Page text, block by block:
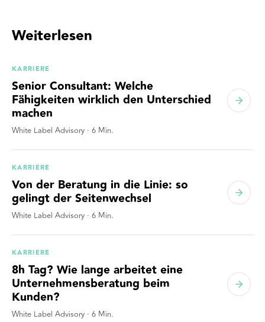
Weiterlesen
KARRIERE
Senior Consultant: Welche
Fähigkeiten wirklich den Unterschied
machen
White Label Advisory · 6 Min.
KARRIERE
Von der Beratung in die Linie: so
gelingt der Seitenwechsel
White Label Advisory · 6 Min.
KARRIERE
8h Tag? Wie lange arbeitet eine
Unternehmensberatung beim
Kunden?
White Label Advisory · 6 Min.